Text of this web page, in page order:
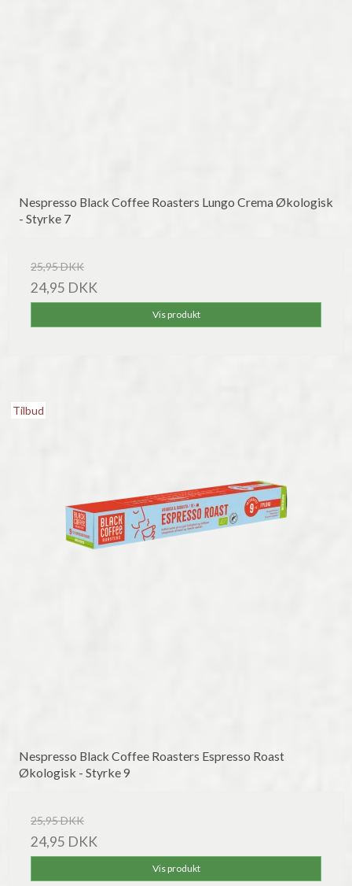
Nespresso Black Coffee Roasters Lungo Crema Økologisk
- Styrke 7
25,95 DKK
24,95 DKK
Vis produkt
Tilbud
Nespresso Black Coffee Roasters Espresso Roast
Økologisk - Styrke 9
25,95 DKK
24,95 DKK
Vis produkt